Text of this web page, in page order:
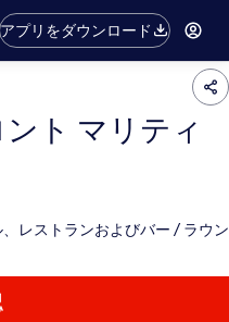
アプリをダウンロード
ト マリティ
レストランおよびバー / ラウン